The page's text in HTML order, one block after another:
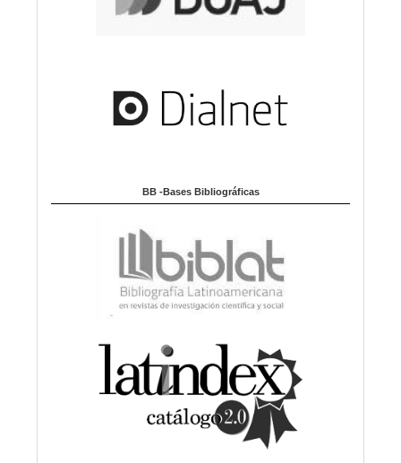
BB -Bases Bibliográficas